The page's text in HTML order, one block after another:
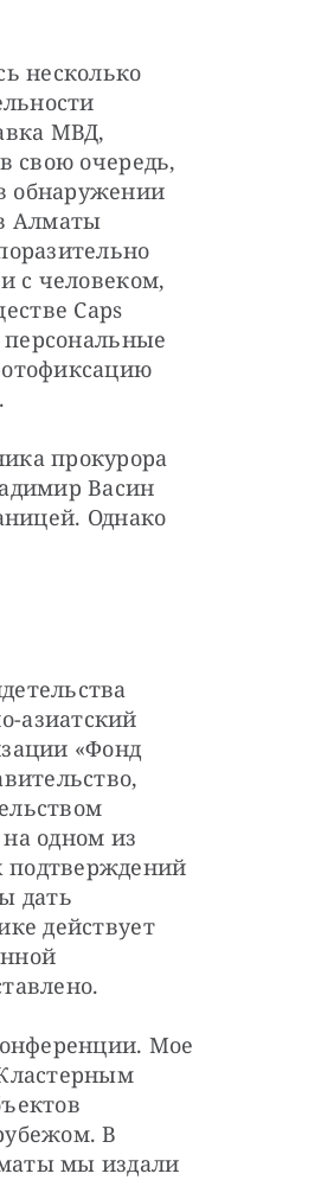
несколько
МВД,
свою очередь,
обнаружении
Алматы
с человеком,
Caps
прокурора
Васин
Однако
азиатский
«Фонд
одном из
подтверждений
дать
действует
Мое
В
мы издали